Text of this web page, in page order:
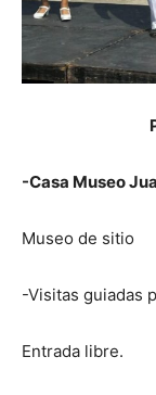
-Casa Museo
Museo de sitio
-Visitas guiadas
Entrada libre.